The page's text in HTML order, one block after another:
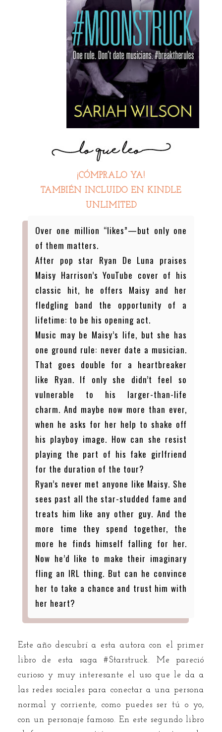
¡CÓMPRALO YA!
TAMBIÉN INCLUIDO EN KINDLE
UNLIMITED
Over one million “likes”—but only one
of them matters.
After pop star Ryan De Luna praises
Maisy Harrison’s YouTube cover of his
classic hit, he offers Maisy and her
fledgling band the opportunity of a
lifetime: to be his opening act.
Music may be Maisy’s life, but she has
one ground rule: never date a musician.
That goes double for a heartbreaker
like Ryan. If only she didn’t feel so
vulnerable to his larger-than-life
charm. And maybe now more than ever,
when he asks for her help to shake off
his playboy image. How can she resist
playing the part of his fake girlfriend
for the duration of the tour?
Ryan’s never met anyone like Maisy. She
sees past all the star-studded fame and
treats him like any other guy. And the
more time they spend together, the
more he finds himself falling for her.
Now he’d like to make their imaginary
fling an IRL thing. But can he convince
her to take a chance and trust him with
her heart?
Este año descubrí a esta autora con el primer
libro de esta saga #Starstruck. Me pareció
curioso y muy interesante el uso que le da a
las redes sociales para conectar a una persona
normal y corriente, como puedes ser tú o yo,
con un personaje famoso. En este segundo libro